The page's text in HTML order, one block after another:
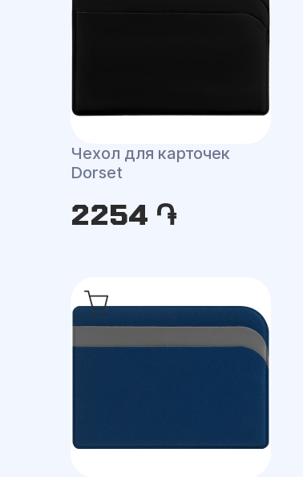
Чехол для карточек
Dorset
2254 ֏